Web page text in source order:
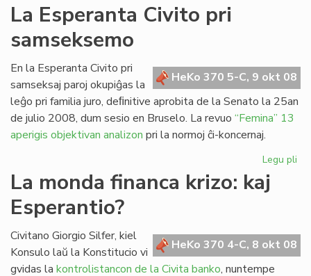
La Esperanta Civito pri
samseksemo
HeKo 370 5-C, 9 okt 08
En la Esperanta Civito pri
samseksaj paroj okupiĝas la
leĝo pri familia juro, deﬁnitive aprobita de la Senato la 25an
de julio 2008, dum sesio en Bruselo. La revuo “Femina” 13
aperigis objektivan analizon pri la normoj ĉi-koncernaj.
Legu pli
La monda financa krizo: kaj
Esperantio?
HeKo 370 4-C, 8 okt 08
Civitano Giorgio Silfer, kiel
Konsulo laŭ la Konstitucio vi
gvidas la kontrolistancon de la Civita banko, nuntempe